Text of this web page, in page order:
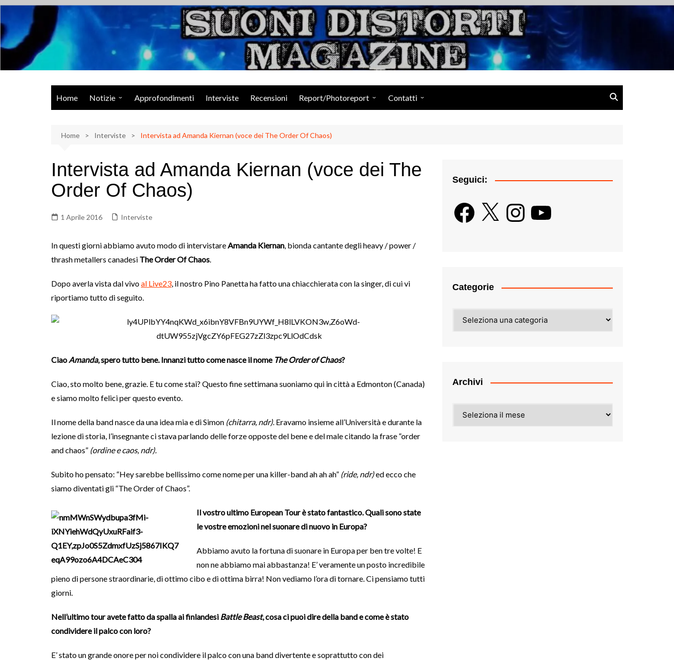
Salta
contenuto
Suoni Distorti Magazine
Musica Rock, Metal, Punk e varie sonorità alternative
Home Notizie
Eventi
Libri
Approfondimenti Interviste Recensioni Report/Photoreport Contatti
Home Interviste Intervista ad Amanda Kiernan (voce dei The Order Of Chaos)
Intervista ad Amanda Kiernan (voce dei The
Order Of Chaos)
1 Aprile 2016 Interviste
In questi giorni abbiamo avuto modo di intervistareAmanda Kiernan, bionda cantante degli heavy / power /
thrash metallers canadesi The Order Of Chaos.
Dopo averla vista dal vivoal Live23, il nostro Pino Panetta ha fatto una chiacchierata con la singer, di cui vi
riportiamo tutto di seguito.
CiaoAmanda, spero tutto bene. Innanzi tutto come nasce il nome The Order of Chaos?
Ciao, sto molto bene, grazie. E tu come stai? Questo fine settimana suoniamo qui in città a Edmonton (Canada)
e siamo molto felici per questo evento.
Il nome della band nasce da una idea mia e di Simon (chitarra, ndr). Eravamo insieme all’Università e durante la
lezione di storia, l’insegnante ci stava parlando delle forze opposte del bene e del male citando la frase “order
and chaos” (ordine e caos, ndr).
Subito ho pensato: “Hey sarebbe bellissimo come nome per una killer-band ah ah ah” (ride, ndr)ed ecco che
siamo diventati gli “The Order of Chaos”.
Il vostro ultimo European Tour è stato fantastico. Quali sono state
le vostre emozioni nel suonare di nuovo in Europa?
Abbiamo avuto la fortuna di suonare in Europa per ben tre volte! E
non ne abbiamo mai abbastanza! E’ veramente un posto incredibile
pieno di persone straordinarie, di ottimo cibo e di ottima birra! Non vediamo l’ora di tornare. Ci pensiamo tutti
giorni.
Nell’ultimo tour avete fatto da spalla ai finlandesi Battle Beast, cosa ci puoi dire della band e come è stato
condividere il palco con loro?
E’ stato un grande onore per noi condividere il palco con una band divertente e soprattutto con dei
Seguici:
Facebook
X InstagramYouTube
Categorie
Archivi